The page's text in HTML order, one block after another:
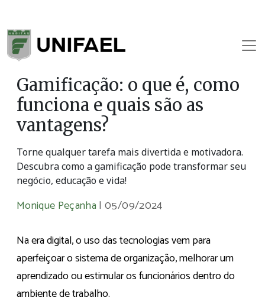
Gamificação: o que é, como
funciona e quais são as
vantagens?
Torne qualquer tarefa mais divertida e motivadora.
Descubra como a gamificação pode transformar seu
negócio, educação e vida!
Monique Peçanha |05/09/2024
Na era digital, o uso das tecnologias vem para
aperfeiçoar o sistema de organização, melhorar um
aprendizado ou estimular os funcionários dentro do
ambiente de trabalho.